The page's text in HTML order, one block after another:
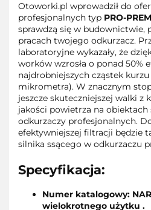
Otoworki.pl wprowadził do
profesjonalnych typ PRO-
sprawdzą się w budownictwie,
pracach twojego odkurzacz.
laboratoryjne wykazały, że
worków wzrosła o ponad 50%
najdrobniejszych cząstek
mikrometra). W znacznym
jeszcze skuteczniejszej walki z
jakości powietrza na
odkurzaczy profesjonalnych.
efektywniejszej filtracji będzie
silnika ssącego w odkurzaczu
Specyfikacja:
Numer katalogowy:
wielokrotnego użytku .